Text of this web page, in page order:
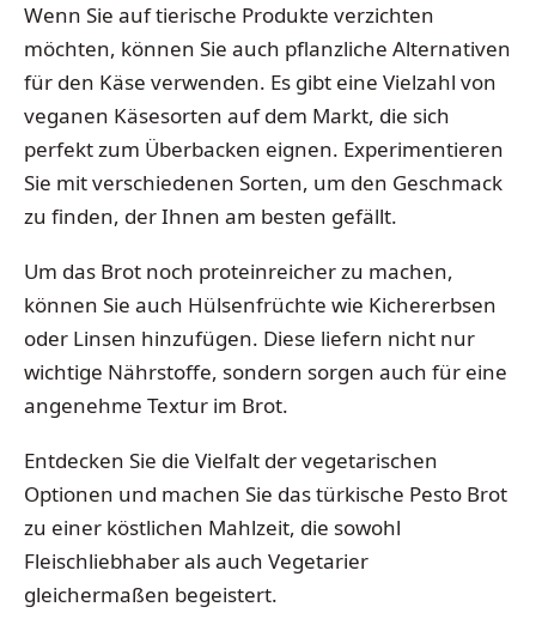
Wenn Sie auf tierische Produkte verzichten
möchten, können Sie auch pflanzliche Alternativen
für den Käse verwenden. Es gibt eine Vielzahl von
veganen Käsesorten auf dem Markt, die sich
perfekt zum Überbacken eignen. Experimentieren
Sie mit verschiedenen Sorten, um den Geschmack
zu finden, der Ihnen am besten gefällt.
Um das Brot noch proteinreicher zu machen,
können Sie auch Hülsenfrüchte wie Kichererbsen
oder Linsen hinzufügen. Diese liefern nicht nur
wichtige Nährstoffe, sondern sorgen auch für eine
angenehme Textur im Brot.
Entdecken Sie die Vielfalt der vegetarischen
Optionen und machen Sie das türkische Pesto Brot
zu einer köstlichen Mahlzeit, die sowohl
Fleischliebhaber als auch Vegetarier
gleichermaßen begeistert.